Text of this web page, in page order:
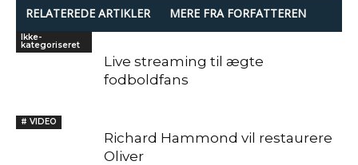
RELATEREDE ARTIKLER MERE FRA FORFATTEREN
Ikke-
kategoriseret
Live streaming til ægte
fodboldfans
# VIDEO
Richard Hammond vil restaurere
Oliver